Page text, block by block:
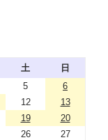
土
日
5
6
12
13
19
20
26
27